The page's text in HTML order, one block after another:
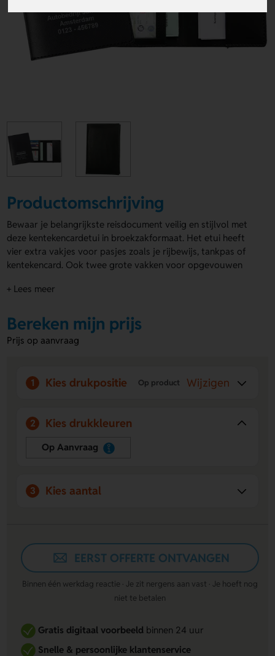
Productomschrijving
Bewaar je belangrijkste reisdocument veilig en stijlvol met
deze kentekencardetui in broekzakformaat. Het etui heeft
vier extra vakjes voor pasjes zoals je rijbewijs, tankpas of
kentekencard. Ook twee grote vakken voor opgevouwen
onderweg. Gemaakt van stevig materiaal, dus je
verkrijgbaar in het zwart. Op de voorzijde kun je een opdruk
plaatsen, bijvoorbeeld eenautomap met logo
slogan. Laat je merk overal mee naartoe nemen!
Veilig en compact:Dankzij het broekzakformaat en
en overzichtelijk.
Extra opbergruimte:Vier pasjesvakjes en twee grote
vakken bieden ruimte voor pasjes, rijbewijs, tankpas en
slogan op de voorzijde voor een unieke uitstraling en
promotie van je merk.
+ Lees meer
Bereken mijn prijs
Prijs op aanvraag
1 Kies drukpositie Op product Wijzigen
2 Kies drukkleuren
Op Aanvraag
3 Kies aantal
EERST OFFERTE ONTVANGEN
Binnen één werkdag reactie · Je zit nergens aan vast · Je hoeft nog
niet te betalen
Gratis digitaal voorbeeld binnen 24 uur
Snelle & persoonlijke klantenservice